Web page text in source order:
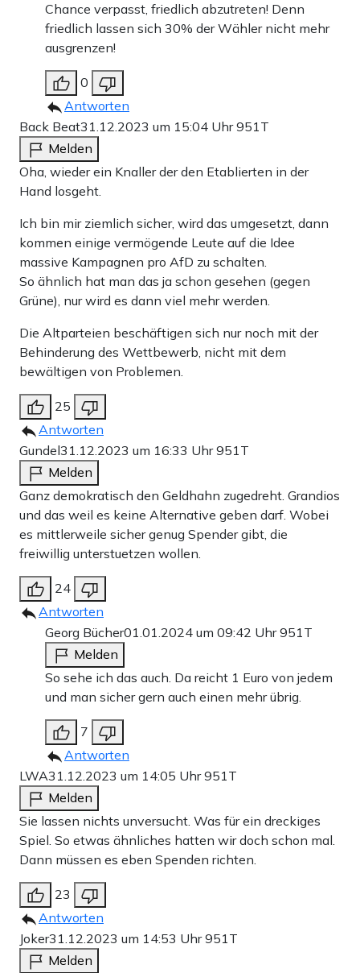
Chance verpasst, friedlich abzutreten! Denn
friedlich lassen sich 30% der Wähler nicht mehr
ausgrenzen!
0
Antworten
Back Beat31.12.2023 um 15:04 Uhr951T
Melden
Oha, wieder ein Knaller der den Etablierten in der
Hand losgeht.
Ich bin mir ziemlich sicher, wird das umgesetzt, dann
kommen einige vermögende Leute auf die Idee
massive Kampagnen pro AfD zu schalten.
So ähnlich hat man das ja schon gesehen (gegen
Grüne), nur wird es dann viel mehr werden.
Die Altparteien beschäftigen sich nur noch mit der
Behinderung des Wettbewerb, nicht mit dem
bewältigen von Problemen.
25
Antworten
Gundel31.12.2023 um 16:33 Uhr951T
Melden
Ganz demokratisch den Geldhahn zugedreht. Grandios
und das weil es keine Alternative geben darf. Wobei
es mittlerweile sicher genug Spender gibt, die
freiwillig unterstuetzen wollen.
24
Antworten
Georg Bücher01.01.2024 um 09:42 Uhr951T
Melden
So sehe ich das auch. Da reicht 1 Euro von jedem
und man sicher gern auch einen mehr übrig.
7
Antworten
LWA31.12.2023 um 14:05 Uhr951T
Melden
Sie lassen nichts unversucht. Was für ein dreckiges
Spiel. So etwas ähnliches hatten wir doch schon mal.
Dann müssen es eben Spenden richten.
23
Antworten
Joker31.12.2023 um 14:53 Uhr951T
Melden